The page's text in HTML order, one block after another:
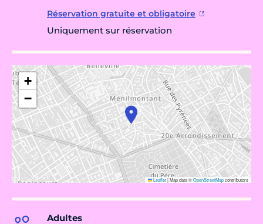
Réservation gratuite et obligatoire
Uniquement sur réservation
+
−
Leaflet|Map data ©OpenStreetMapcontributors
Adultes